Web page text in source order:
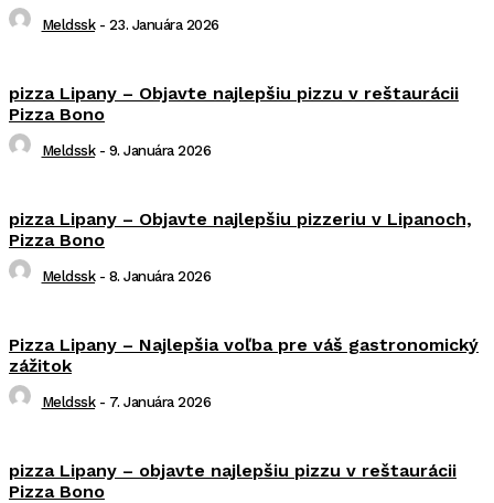
Meldssk - 23. Januára 2026
pizza Lipany – Objavte najlepšiu pizzu v reštaurácii
Pizza Bono
Meldssk - 9. Januára 2026
pizza Lipany – Objavte najlepšiu pizzeriu v Lipanoch,
Pizza Bono
Meldssk - 8. Januára 2026
Pizza Lipany – Najlepšia voľba pre váš gastronomický
zážitok
Meldssk - 7. Januára 2026
pizza Lipany – objavte najlepšiu pizzu v reštaurácii
Pizza Bono